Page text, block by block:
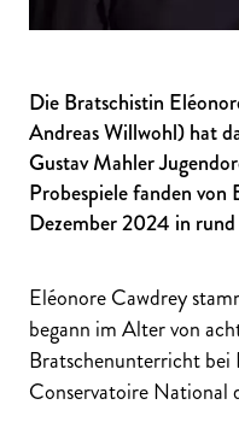
Die Bratschistin
Andreas Willwohl) hat
Gustav Mahler
Probespiele fanden
Dezember 2024 in
Eléonore Cawdrey
begann im Alter von
Bratschenunterricht bei
Conservatoire National